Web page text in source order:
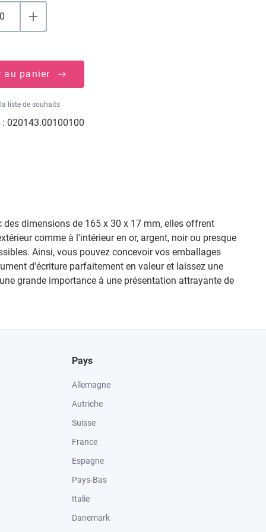
au panier
liste de souhaits
020143.00100100
dimensions de 165 x 30 x 17 mm, elles offrent
comme à l'intérieur en or, argent, noir ou presque
Ainsi, vous pouvez concevoir vos emballages
d'écriture parfaitement en valeur et laissez une
grande importance à une présentation attrayante de
Pays
Allemagne
Autriche
Suisse
France
Espagne
Pays-Bas
Italie
Danemark